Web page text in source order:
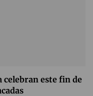
celebran este fin de